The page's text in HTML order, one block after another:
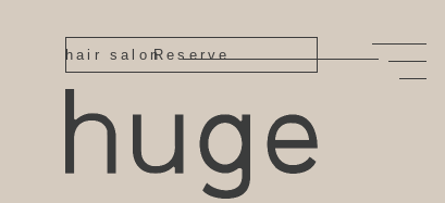
Reserve
hair salon